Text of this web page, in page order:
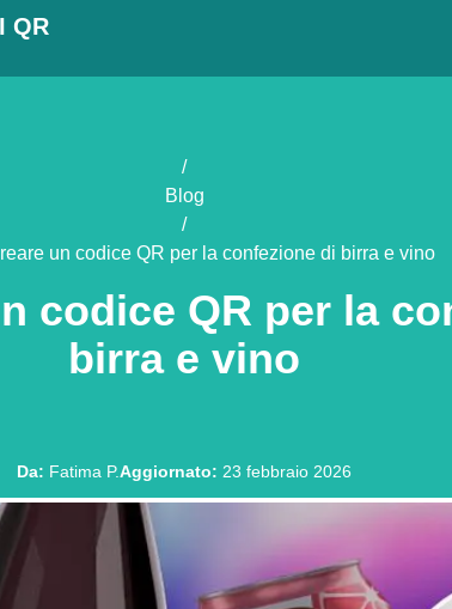
QR
/
Blog
/
un codice QR per la confezione di birra e vino
codice QR per la
birra e vino
Da: Fatima P.Aggiornato: 23 febbraio 2026